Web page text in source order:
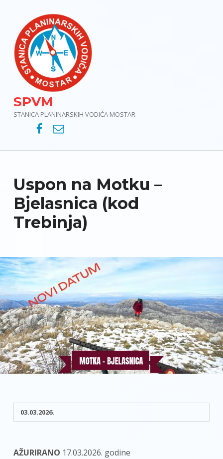
SPVM
STANICA PLANINARSKIH VODIČA MOSTAR
SPVM – Facebook
SPVM – e-mail
Uspon na Motku –
Bjelasnica (kod
Trebinja)
03.03.2026.
AŽURIRANO 17.03.2026. godine